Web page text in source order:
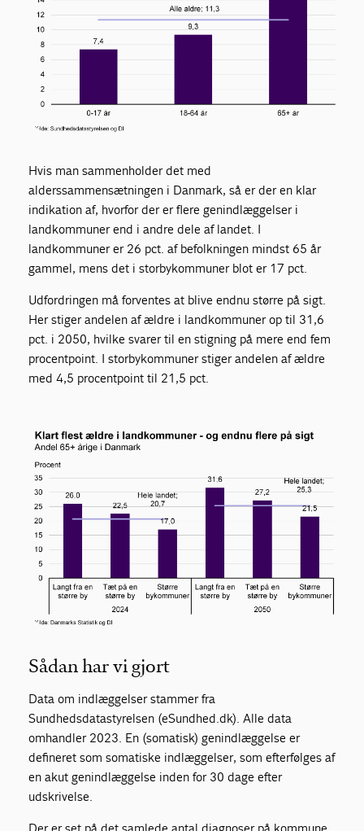
Hvis man sammenholder det med
alderssammensætningen i Danmark, så er der en klar
indikation af, hvorfor der er flere genindlæggelser i
landkommuner end i andre dele af landet. I
landkommuner er 26 pct. af befolkningen mindst 65 år
gammel, mens det i storbykommuner blot er 17 pct.
Udfordringen må forventes at blive endnu større på sigt.
Her stiger andelen af ældre i landkommuner op til 31,6
pct. i 2050, hvilke svarer til en stigning på mere end fem
procentpoint. I storbykommuner stiger andelen af ældre
med 4,5 procentpoint til 21,5 pct.
Sådan har vi gjort
Data om indlæggelser stammer fra
Sundhedsdatastyrelsen (eSundhed.dk). Alle data
omhandler 2023. En (somatisk) genindlæggelse er
defineret som somatiske indlæggelser, som efterfølges af
en akut genindlæggelse inden for 30 dage efter
udskrivelse.
Der er set på det samlede antal diagnoser på kommune.